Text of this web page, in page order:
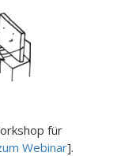
für
Webinar].